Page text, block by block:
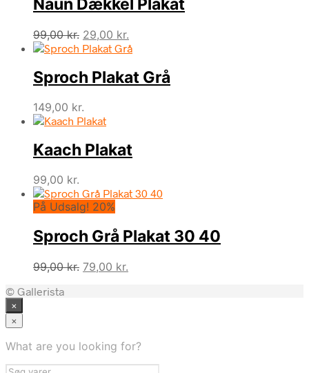
Naun Dækkel Plakat
99,00kr. Den
oprindelige
var:
99,00 kr..
29,00 kr.
aktuelle
er:
29,00 kr..
Sproch Plakat Grå
149,00 kr.
Kaach Plakat
99,00 kr.
På Udsalg! 20%
Sproch Grå Plakat 30 40
99,00kr. Den
79,00 kr.
© Gallerista
×
×
What are you looking for?